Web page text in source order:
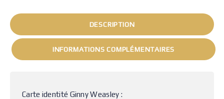
DESCRIPTION
INFORMATIONS COMPLÉMENTAIRES
Carte identité Ginny Weasley :